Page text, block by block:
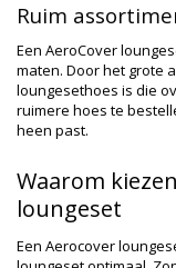
Ruim
Een AeroCover
maten. Door het grote
loungesethoes is die
ruimere hoes te
heen past.
Waarom
loungeset
Een Aerocover